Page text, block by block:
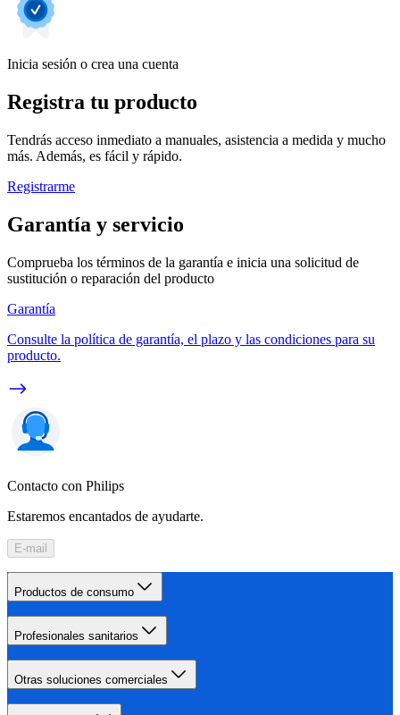
Inicia sesión o crea una cuenta
Registra tu producto
Tendrás acceso inmediato a manuales, asistencia a medida y mucho
más. Además, es fácil y rápido.
Registrarme
Garantía y servicio
Comprueba los términos de la garantía e inicia una solicitud de
sustitución o reparación del producto
Garantía
Consulte la política de garantía, el plazo y las condiciones para su
producto.
Contacto con Philips
Estaremos encantados de ayudarte.
E-mail
Productos de consumo
Profesionales sanitarios
Otras soluciones comerciales